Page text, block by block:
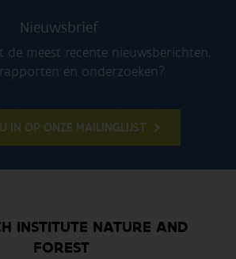
Nieuwsbrief
de meest recente nieuwsberichten,
en onderzoeken?
IN OP ONZE MAILINGLIJST
INSTITUTE NATURE AND
FOREST